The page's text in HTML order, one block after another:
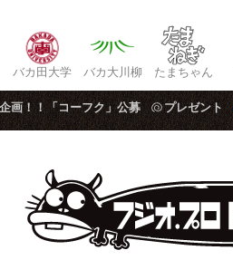
バカ田大学 バカ大川柳 たまちゃん
画！！「コーフク」公募 プレゼント